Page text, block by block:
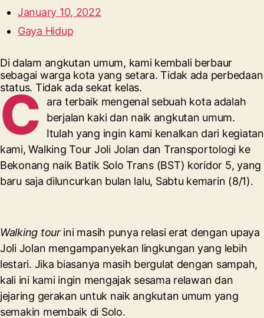
January 10, 2022
Gaya Hidup
Di dalam angkutan umum, kami kembali berbaur
sebagai warga kota yang setara. Tidak ada perbedaan
status. Tidak ada sekat kelas.
C
ara terbaik mengenal sebuah kota adalah
berjalan kaki dan naik angkutan umum.
Itulah yang ingin kami kenalkan dari kegiatan
kami, Walking Tour Joli Jolan dan Transportologi ke
Bekonang naik Batik Solo Trans (BST) koridor 5, yang
baru saja diluncurkan bulan lalu, Sabtu kemarin (8/1).
Walking tourini masih punya relasi erat dengan upaya
Joli Jolan mengampanyekan lingkungan yang lebih
lestari. Jika biasanya masih bergulat dengan sampah,
kali ini kami ingin mengajak sesama relawan dan
jejaring gerakan untuk naik angkutan umum yang
semakin membaik di Solo.